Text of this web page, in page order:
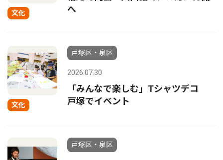
文化
へ
文化
戸塚区・泉区
2026.07.30
「みんなで楽しむ」Tシャツデコ
戸塚でイベント
戸塚区・泉区